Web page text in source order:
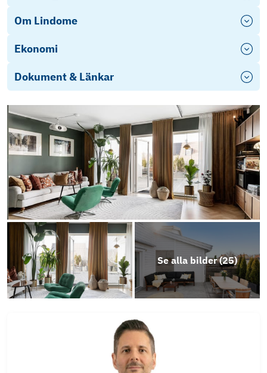
Om Lindome
Ekonomi
Dokument & Länkar
fragelista-publik_2025-03-09_22-54
Energideklaration-1023188
Energideklaration Fågelstensvägen 16H
Årsredovisning 2024
Ekonomisk plan
Stadgar
Se alla bilder (25)